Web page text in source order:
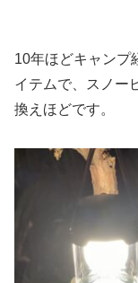
10年ほどキャンプ
イテムで、スノー
換えほどです。